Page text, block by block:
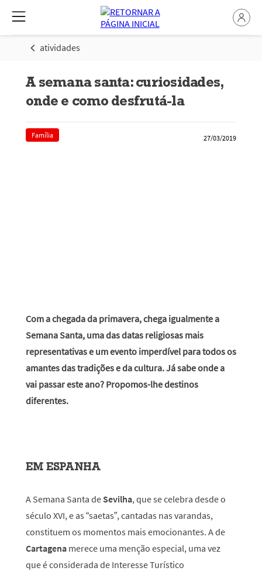
atividades
A semana santa: curiosidades,
onde e como desfrutá-la
Família 27/03/2019
Com a chegada da primavera, chega igualmente a
Semana Santa, uma das datas religiosas mais
representativas e um evento imperdível para todos os
amantes das tradições e da cultura. Já sabe onde a
vai passar este ano? Propomos-lhe destinos
diferentes.
EM ESPANHA
A Semana Santa de Sevilha, que se celebra desde o
século XVI, e as “saetas”, cantadas nas varandas,
constituem os momentos mais emocionantes. A de
Cartagena merece uma menção especial, uma vez
que é considerada de Interesse Turístico